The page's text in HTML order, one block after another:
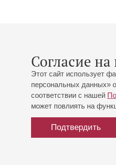
Согласие
Этот сайт использует
персональных данных»
соответствии с нашей
может повлиять на
Подтвердить